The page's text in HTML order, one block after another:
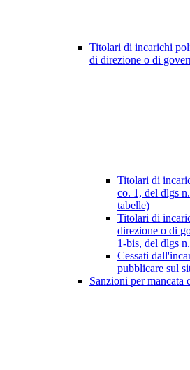
Titolari di incarichi
di direzione o di
Titolari di
co. 1, del dlgs
tabelle)
Titolari di
direzione o di
1-bis, del dlgs
Cessati
pubblicare sul
Sanzioni per mancata